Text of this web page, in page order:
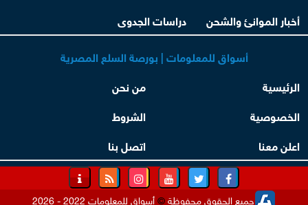
أخبار الموانئ والشحن
دراسات الجدوى
أسواق للمعلومات | بورصة السلع المصرية
الرئيسية
من نحن
الخصوصية
الشروط
اعلن معنا
اتصل بنا
جميع الحقوق محفوظة©أسواق للمعلومات 2022 - 2026